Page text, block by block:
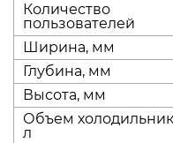
Количество
пользователей
Ширина, мм
Глубина, мм
Высота, мм
Объем
л